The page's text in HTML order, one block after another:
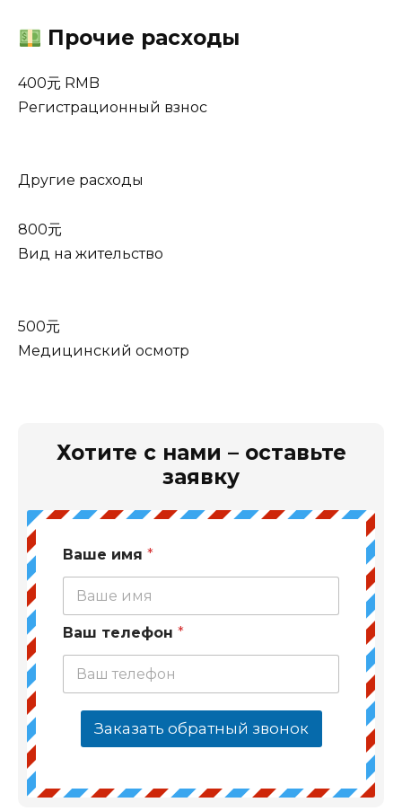
Прочие расходы
400元 RMB
Регистрационный взнос
Другие расходы
800元
Вид на жительство
500元
Медицинский осмотр
Хотите с нами – оставьте
заявку
Ваше имя *
Ваш телефон *
Заказать обратный звонок